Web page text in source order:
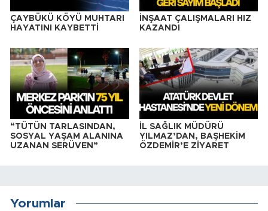
ÇAYBÜKÜ KÖYÜ MUHTARI
HAYATINI KAYBETTİ
İNŞAAT ÇALIŞMALARI HIZ
KAZANDI
“TÜTÜN TARLASINDAN,
SOSYAL YAŞAM ALANINA
UZANAN SERÜVEN”
İL SAĞLIK MÜDÜRÜ
YILMAZ’DAN, BAŞHEKİM
ÖZDEMİR’E ZİYARET
Yorumlar